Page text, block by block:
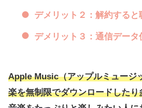
デメリット２：解約すると
デメリット３：通信デー
Apple Music（アップルミュージ
楽を無制限でダウンロードした